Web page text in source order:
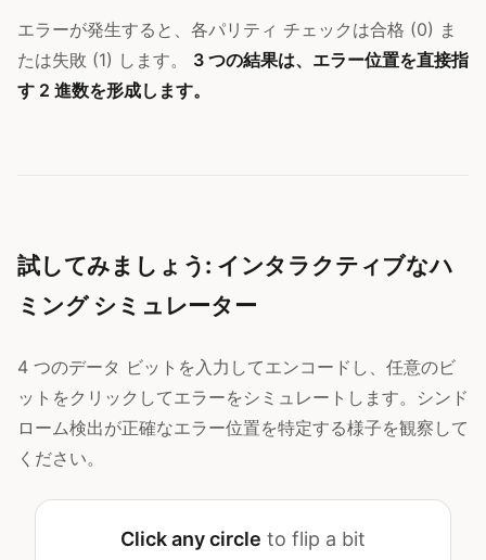
エラーが発生すると、各パリティ チェックは合格 (0) ま
たは失敗 (1) します。 3 つの結果は、エラー位置を直接指
す 2 進数を形成します。
試してみましょう: インタラクティブなハ
ミング シミュレーター
4 つのデータ ビットを入力してエンコードし、任意のビ
ットをクリックしてエラーをシミュレートします。シンド
ローム検出が正確なエラー位置を特定する様子を観察して
ください。
Click any circle to flip a bit